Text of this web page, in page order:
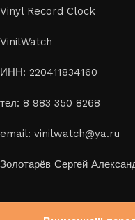
Vinyl Record Clock
VinilWatch
ИНН: 220411834160
тел: 8 983 350 8268
email: vinilwatch@ya.ru
Золотарёв Сергей